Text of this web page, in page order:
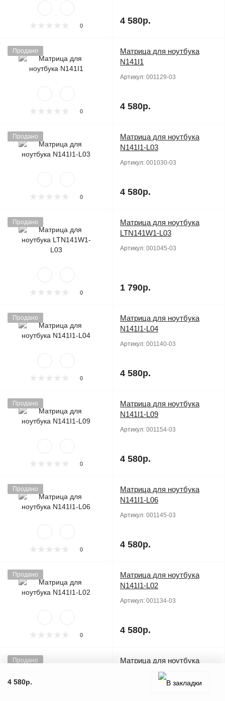
0 4 580р.
Продано
0
Матрица для ноутбука
N141I1
Артикул: 001129-03
4 580р.
Продано
0
Матрица для ноутбука
N141I1-L03
Артикул: 001030-03
4 580р.
Продано
0
Матрица для ноутбука
LTN141W1-L03
Артикул: 001045-03
1 790р.
Продано
0
Матрица для ноутбука
N141I1-L04
Артикул: 001140-03
4 580р.
Продано
0
Матрица для ноутбука
N141I1-L09
Артикул: 001154-03
4 580р.
Продано
0
Матрица для ноутбука
N141I1-L06
Артикул: 001145-03
4 580р.
Продано
0
Матрица для ноутбука
N141I1-L02
Артикул: 001134-03
4 580р.
Продано
Матрица для ноутбука
001130-03
4 580р.